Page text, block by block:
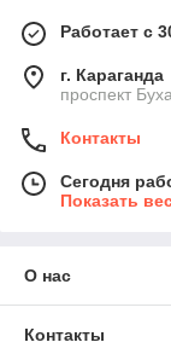
Работает с
г. Караганда
проспект
Контакты
Сегодня
Показать
О нас
Контакты